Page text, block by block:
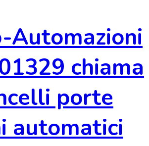
Automazioni
chiama
porte
automatici